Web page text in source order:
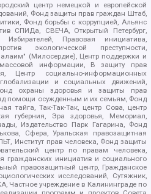
центр немецкой и европейской
Фонд защиты прав граждан Штаб,
Фонд борьбы с коррупцией, Альянс
СПИДа, СВЕЧА, Открытый Петербург,
Избирателей, Правовая инициатива,
экологической преступности,
(Милосердие), Центр поддержки и
массовой информации, В защиту прав
Центр социально-информационных
и социальных движений,
охраны здоровья и защиты прав
помощи осужденным и их семьям, Фонд
тайга, Так-Так-Так, центр Сова, центр
губерния, Эра здоровья, Мемориал,
Издательство Парк Гагарина, Фонд
Сфера, Уральская правозащитная
Институт прав человека, Фонд защиты
центр по правам человека,
гражданских инициатив и социального
правозащитный центр, Гражданское
исследований, Сутяжник,
учреждение в Калининграде по